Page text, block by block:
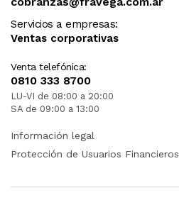
Servicios a empresas:
Ventas corporativas
Venta telefónica:
0810 333 8700
LU-VI de 08:00 a 20:00
SA de 09:00 a 13:00
Información legal
Protección de Usuarios Financieros